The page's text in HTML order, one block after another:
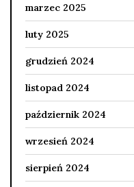
marzec 2025
luty 2025
grudzień 2024
listopad 2024
październik 2024
wrzesień 2024
sierpień 2024